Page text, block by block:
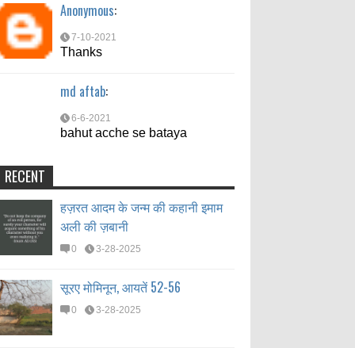
Anonymous:
7-10-2021
Thanks
md aftab:
6-6-2021
bahut acche se bataya
RECENT
हज़रत आदम के जन्म की कहानी इमाम
अली की ज़बानी
0 3-28-2025
सूरए मोमिनून, आयतें 52-56
0 3-28-2025